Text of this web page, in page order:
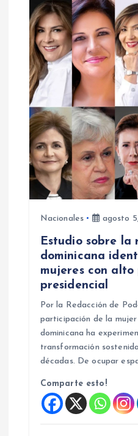
Nacionales agosto
Estudio sobre
dominicana
mujeres con alto
presidencial
Por la Redacción de
participación de la
dominicana ha
transformación
décadas. De ocupar
Comparte esto!